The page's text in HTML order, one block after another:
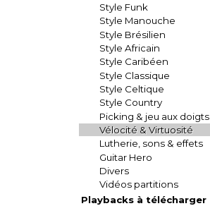
Style Funk
Style Manouche
Style Brésilien
Style Africain
Style Caribéen
Style Classique
Style Celtique
Style Country
Picking & jeu aux doigts
Vélocité & Virtuosité
Lutherie, sons & effets
Guitar Hero
Divers
Vidéos partitions
Playbacks à télécharger